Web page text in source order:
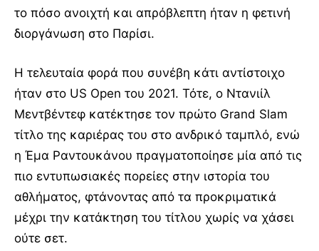
το πόσο ανοιχτή και απρόβλεπτη ήταν η φετινή
διοργάνωση στο Παρίσι.
Η τελευταία φορά που συνέβη κάτι αντίστοιχο
ήταν στο US Open του 2021. Τότε, ο Ντανιίλ
Μεντβέντεφ κατέκτησε τον πρώτο Grand Slam
τίτλο της καριέρας του στο ανδρικό ταμπλό, ενώ
η Έμα Ραντουκάνου πραγματοποίησε μία από τις
πιο εντυπωσιακές πορείες στην ιστορία του
αθλήματος, φτάνοντας από τα προκριματικά
μέχρι την κατάκτηση του τίτλου χωρίς να χάσει
ούτε σετ.